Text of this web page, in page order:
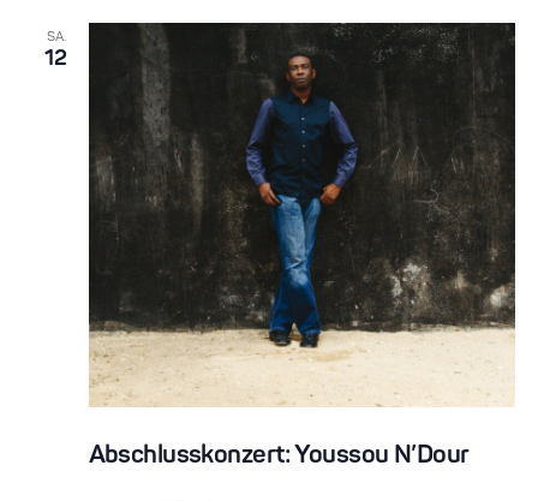
SA.
12
Abschlusskonzert: Youssou N’Dour